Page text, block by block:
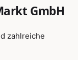
GmbH
zahlreiche